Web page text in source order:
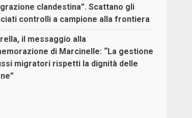
clandestina”. Scattano gli
controlli a campione alla frontiera
il messaggio alla
di Marcinelle: “La gestione
migratori rispetti la dignità delle